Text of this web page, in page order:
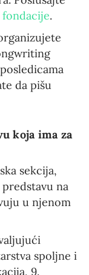
fondacije.
da pišu
koja ima za
sekcija,
na
u njenom
spoljne i
9.